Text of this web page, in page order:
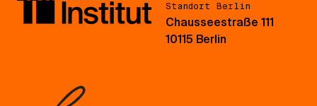
Standort Berlin
Chausseestraße 111
10115 Berlin